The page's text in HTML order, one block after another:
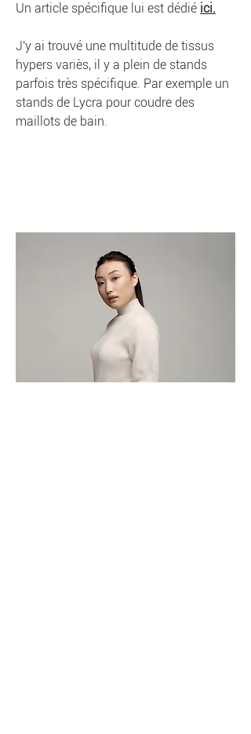
Un article spécifique lui est dédié ici.
J'y ai trouvé une multitude de tissus
hypers variès, il y a plein de stands
parfois très spécifique. Par exemple un
stands de Lycra pour coudre des
maillots de bain.